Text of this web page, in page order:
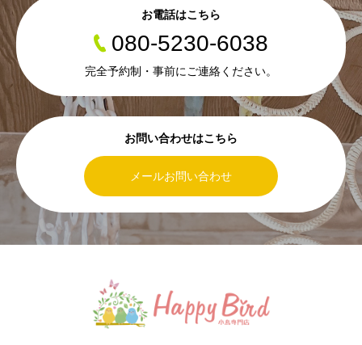
お問い合わせはこちら
メールお問い合わせ
お電話はこちら
080-5230-6038
完全予約制・事前にご連絡ください。